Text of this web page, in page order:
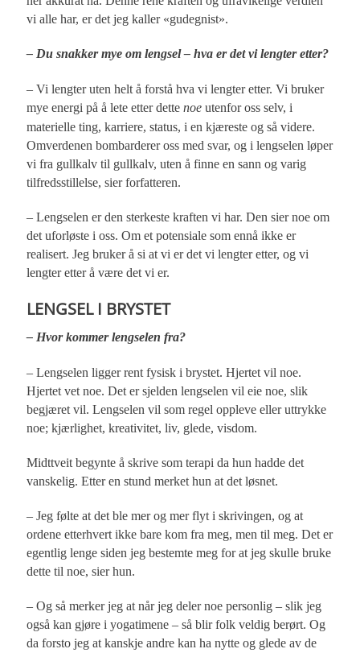
vi alle har, er det jeg kaller «gudegnist».
– Du snakker mye om lengsel – hva er det vi lengter etter?
– Vi lengter uten helt å forstå hva vi lengter etter. Vi bruker
mye energi på å lete etter dettenoe utenfor oss selv, i
materielle ting, karriere, status, i en kjæreste og så videre.
Omverdenen bombarderer oss med svar, og i lengselen løper
vi fra gullkalv til gullkalv, uten å finne en sann og varig
tilfredsstillelse, sier forfatteren.
– Lengselen er den sterkeste kraften vi har. Den sier noe om
det uforløste i oss. Om et potensiale som ennå ikke er
realisert. Jeg bruker å si at vi er det vi lengter etter, og vi
lengter etter å være det vi er.
LENGSEL I BRYSTET
– Hvor kommer lengselen fra?
– Lengselen ligger rent fysisk i brystet. Hjertet vil noe.
Hjertet vet noe. Det er sjelden lengselen vil eie noe, slik
begjæret vil. Lengselen vil som regel oppleve eller uttrykke
noe; kjærlighet, kreativitet, liv, glede, visdom.
Midttveit begynte å skrive som terapi da hun hadde det
vanskelig. Etter en stund merket hun at det løsnet.
– Jeg følte at det ble mer og mer flyt i skrivingen, og at
ordene etterhvert ikke bare kom fra meg, men til meg. Det er
egentlig lenge siden jeg bestemte meg for at jeg skulle bruke
dette til noe, sier hun.
– Og så merker jeg at når jeg deler noe personlig – slik jeg
også kan gjøre i yogatimene – så blir folk veldig berørt. Og
da forsto jeg at kanskje andre kan ha nytte og glede av de